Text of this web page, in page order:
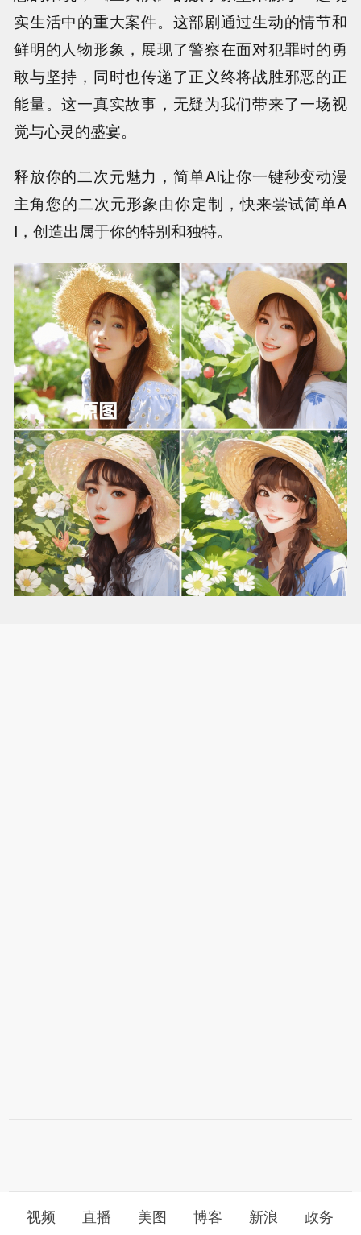
实生活中的重大案件。这部剧通过生动的情节和
鲜明的人物形象，展现了警察在面对犯罪时的勇
敢与坚持，同时也传递了正义终将战胜邪恶的正
能量。这一真实故事，无疑为我们带来了一场视
觉与心灵的盛宴。
释放你的二次元魅力，简单AI让你一键秒变动漫
主角您的二次元形象由你定制，快来尝试简单A
I，创造出属于你的特别和独特。
视频 直播 美图 博客 新浪
政务